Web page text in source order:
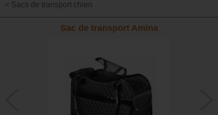
< Sacs de transport chien
Sac de transport Amina